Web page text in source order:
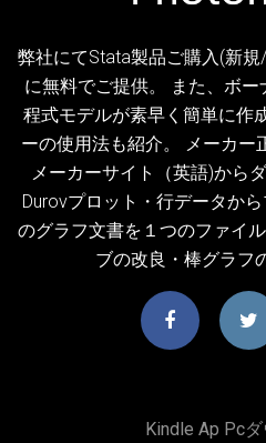
弊社にてStata製品ご購入(新
に無料でご提供。 また、ボ
程式モデルが素早く簡単に作
ーの使用法も紹介。 メーカー
メーカーサイト（英語)から
Durovプロット・行データか
のグラフ文書を１つのファイ
ブの改良・棒グラフ
Kindle Ap Pc